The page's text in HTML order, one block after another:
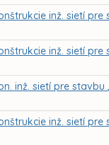
inž. sietí
inž. sietí
inž. sietí pre stavbu
inž. sietí